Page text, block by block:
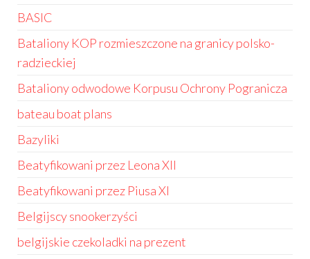
BASIC
Bataliony KOP rozmieszczone na granicy polsko-
radzieckiej
Bataliony odwodowe Korpusu Ochrony Pogranicza
bateau boat plans
Bazyliki
Beatyfikowani przez Leona XII
Beatyfikowani przez Piusa XI
Belgijscy snookerzyści
belgijskie czekoladki na prezent